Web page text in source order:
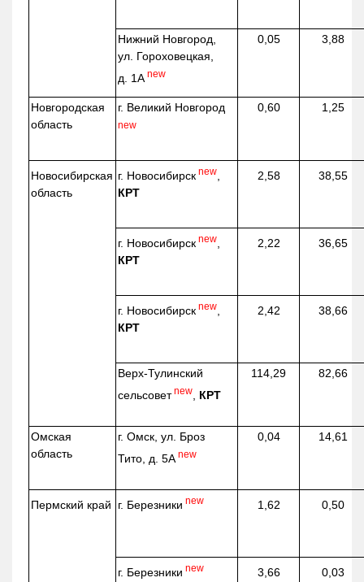
Нижний Новгород,
ул. Гороховецкая,
д. 1А new
0,05 3,88
Новгородская
область
г. Великий Новгород
new
0,60 1,25
Новосибирская
область
г. Новосибирск new
КРТ
2,58 38,55
г. Новосибирск new
КРТ
2,22 36,65
г. Новосибирск new
КРТ
2,42 38,66
Верх-Тулинский
сельсовет new КРТ
114,29 82,66
Омская
область
г. Омск, ул. Броз
Тито, д. 5А new
0,04 14,61
Пермский край г. Березники new 1,62 0,50
г. Березники new 3,66 0,03